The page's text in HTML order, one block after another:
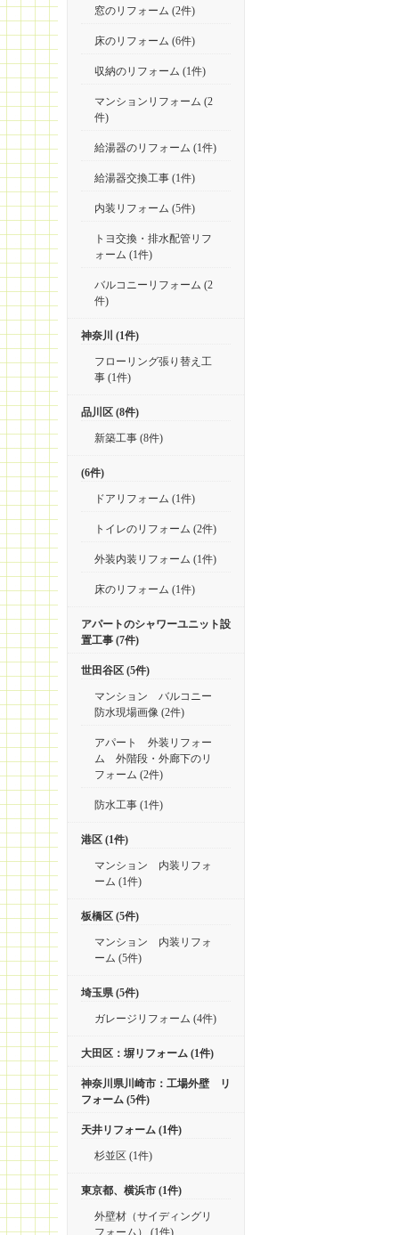
窓のリフォーム (2件)
床のリフォーム (6件)
収納のリフォーム (1件)
マンションリフォーム (2
件)
給湯器のリフォーム (1件)
給湯器交換工事 (1件)
内装リフォーム (5件)
トヨ交換・排水配管リフ
ォーム (1件)
バルコニーリフォーム (2
件)
神奈川 (1件)
フローリング張り替え工
事 (1件)
品川区 (8件)
新築工事 (8件)
(6件)
ドアリフォーム (1件)
トイレのリフォーム (2件)
外装内装リフォーム (1件)
床のリフォーム (1件)
アパートのシャワーユニット設
置工事 (7件)
世田谷区 (5件)
マンション バルコニー
防水現場画像 (2件)
アパート 外装リフォー
ム 外階段・外廊下のリ
フォーム (2件)
防水工事 (1件)
港区 (1件)
マンション 内装リフォ
ーム (1件)
板橋区 (5件)
マンション 内装リフォ
ーム (5件)
埼玉県 (5件)
ガレージリフォーム (4件)
大田区：塀リフォーム (1件)
神奈川県川崎市：工場外壁 リ
フォーム (5件)
天井リフォーム (1件)
杉並区 (1件)
東京都、横浜市 (1件)
外壁材（サイディングリ
フォーム） (1件)